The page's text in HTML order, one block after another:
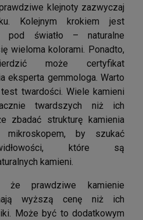
klejnoty zazwyczaj
Kolejnym krokiem jest
pod światło – naturalne
wieloma kolorami. Ponadto,
może certyfikat
eksperta gemmologa. Warto
twardości. Wiele kamieni
twardszych niż ich
zbadać strukturę kamienia
mikroskopem, by szukać
które są
kamieni.
że prawdziwe kamienie
wyższą cenę niż ich
Może być to dodatkowym